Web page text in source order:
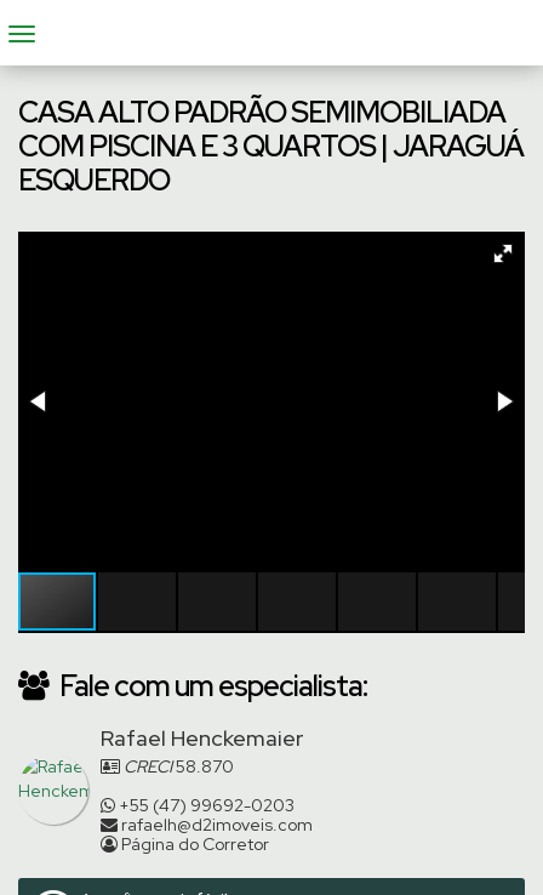
CASA ALTO PADRÃO SEMIMOBILIADA
COM PISCINA E 3 QUARTOS | JARAGUÁ
ESQUERDO
Fale com um especialista:
Rafael Henckemaier
CRECI58.870
+55 (47) 99692-0203
rafaelh@d2imoveis.com
Página do Corretor